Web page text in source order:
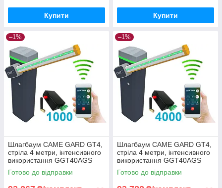
Купити Купити
–1%
Шлагбаум CAME GARD GT4,
стріла 4 метри, інтенсивного
використання GGT40AGS
Готово до відправки
–1%
Шлагбаум CAME GARD GT4,
стріла 4 метри, інтенсивного
використання GGT40AGS
Готово до відправки